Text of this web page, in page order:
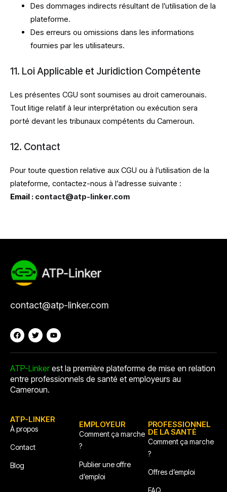
Des dommages indirects résultant de l’utilisation de la
plateforme.
Des erreurs ou omissions dans les informations
fournies par les utilisateurs.
11. Loi Applicable et Juridiction Compétente
Les présentes CGU sont soumises au droit camerounais.
Tout litige relatif à leur interprétation ou exécution sera
porté devant les tribunaux compétents du Cameroun.
12. Contact
Pour toute question relative aux CGU ou à l’utilisation de la
plateforme, contactez-nous à l’adresse suivante :
Email : contact@atp-linker.com
contact@atp-linker.com
ATP-Linker est la première plateforme de mise en relation
entre professionnels de santé et employeurs au
Cameroun.
ATP-LINKER
À propos
Contact
Blog
EMPLOYEUR
Comment ça marche
?
Publier une offre
d’emploi
PROFESSIONNEL
DE LA SANTÉ
Comment ça marche
?
Offres d’emploi